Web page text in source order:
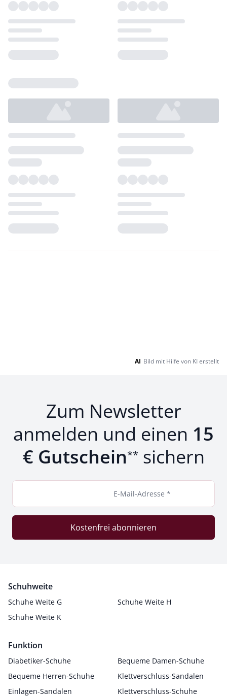
AI Bild mit Hilfe von KI erstellt
Zum Newsletter
anmelden und einen 15
€ Gutschein** sichern
E-Mail-Adresse *
Kostenfrei abonnieren
Schuhweite
Schuhe Weite G
Schuhe Weite H
Schuhe Weite K
Funktion
Diabetiker-Schuhe
Bequeme Damen-Schuhe
Bequeme Herren-Schuhe
Klettverschluss-Sandalen
Einlagen-Sandalen
Klettverschluss-Schuhe